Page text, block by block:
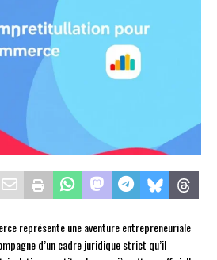
représente une aventure entrepreneuriale
d’un cadre juridique strict qu’il